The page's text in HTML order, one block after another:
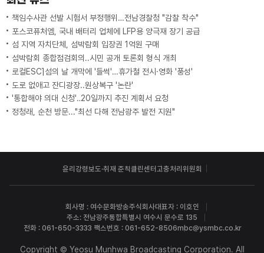
책임수사관 선발 시험서 부정행위…전남경찰청 "감찰 착수"
포스코퓨처엠, 국내 배터리 업체에 LFP용 양극재 장기 공급
섬 지역 자치단체, 섬박람회 입장권 1억원 구매
섬박람회 종합점검회의..시민 공개 토론회 형식 개최
로컬ESC]섬의 날 개막에 '들썩'…휴가철 전시·영화 '풍성'
도로 없애고 잔디광장..원상복구 '논란'
'통합해야 의대 신청'‥20일까지 추진 계획서 요청
정청래, 순천 방문..."최선 다해 전남광주 발전 지원"
윤리강령 보도·취재 준칙클린센터 고충처리위원회
회사명 : 여수문화방송주식회사대표자 : 이호인
주소: 전남광주통합특별시 여수시 문수로 135
전화 : 061-650-3333 팩스번호 : 061-652-8506mbc@ysmbc.co.kr
Copyright © Yeosu Munhwa Broadcasting Corporation. All